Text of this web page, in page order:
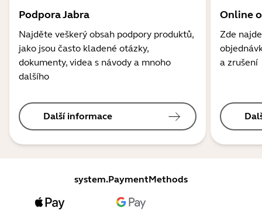
Podpora Jabra
Najděte veškerý obsah podpory produktů,
jako jsou často kladené otázky,
dokumenty, videa s návody a mnoho
dalšího
Další informace
Online
Zde
a zrušení
system.PaymentMethods